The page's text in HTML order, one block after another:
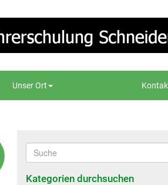
Unser Ort
Kategorien durchsuchen